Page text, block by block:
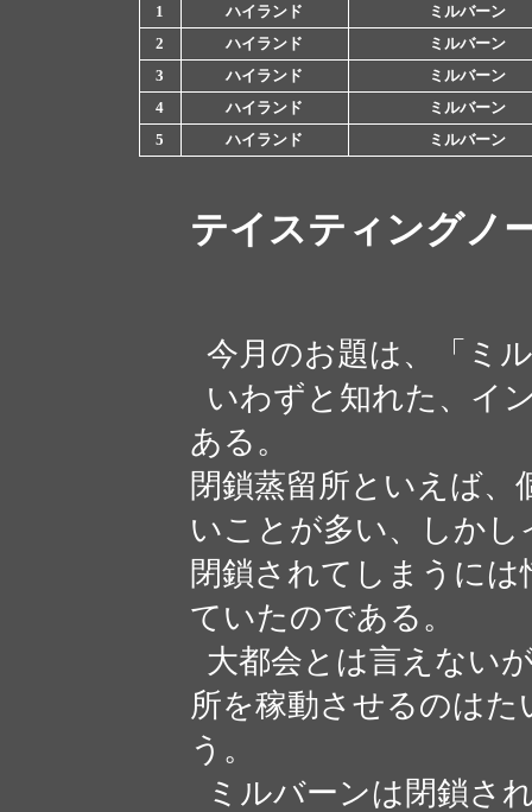
1
ハイランド
ミルバーン
2
ハイランド
ミルバーン
3
ハイランド
ミルバーン
4
ハイランド
ミルバーン
5
ハイランド ミルバーン
テイスティングノ
今月のお題は、「ミ
いわずと知れた、イ
ある。
閉鎖蒸留所といえば
いことが多い、しか
閉鎖されてしまうに
ていたのである。
大都会とは言えない
所を稼動させるのは
う。
ミルバーンは閉鎖さ